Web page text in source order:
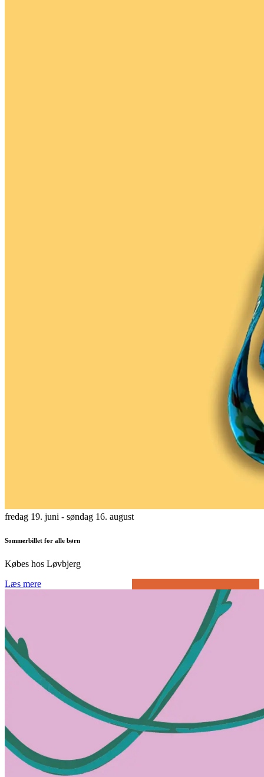
fredag 19. juni - søndag 16. august
Sommerbillet for alle børn
Købes hos Løvbjerg
Læs mere